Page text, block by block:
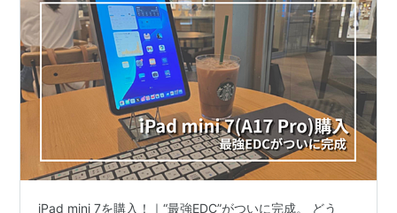
iPad mini 7を購入！｜“最強EDC”がついに完成。 どう